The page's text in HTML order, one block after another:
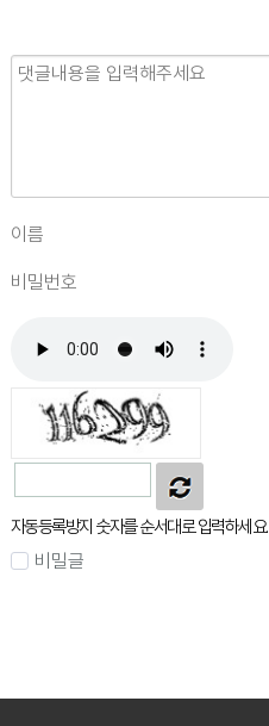
자동등록방지 숫자를 순서대로 입력하세요.
비밀글